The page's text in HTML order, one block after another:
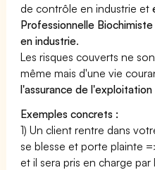
de contrôle en industrie et
Professionnelle
en industrie.
Les risques couverts ne
même mais d'une vie
l'assurance de
Exemples concrets :
1) Un client rentre dans
se blesse et porte plainte
et il sera pris en charge par